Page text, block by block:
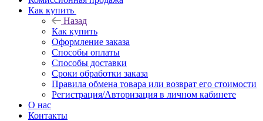
Как купить
Назад
Как купить
Оформление заказа
Способы оплаты
Способы доставки
Сроки обработки заказа
Правила обмена товара или возврат его стоимости
Регистрация/Авторизация в личном кабинете
О нас
Контакты